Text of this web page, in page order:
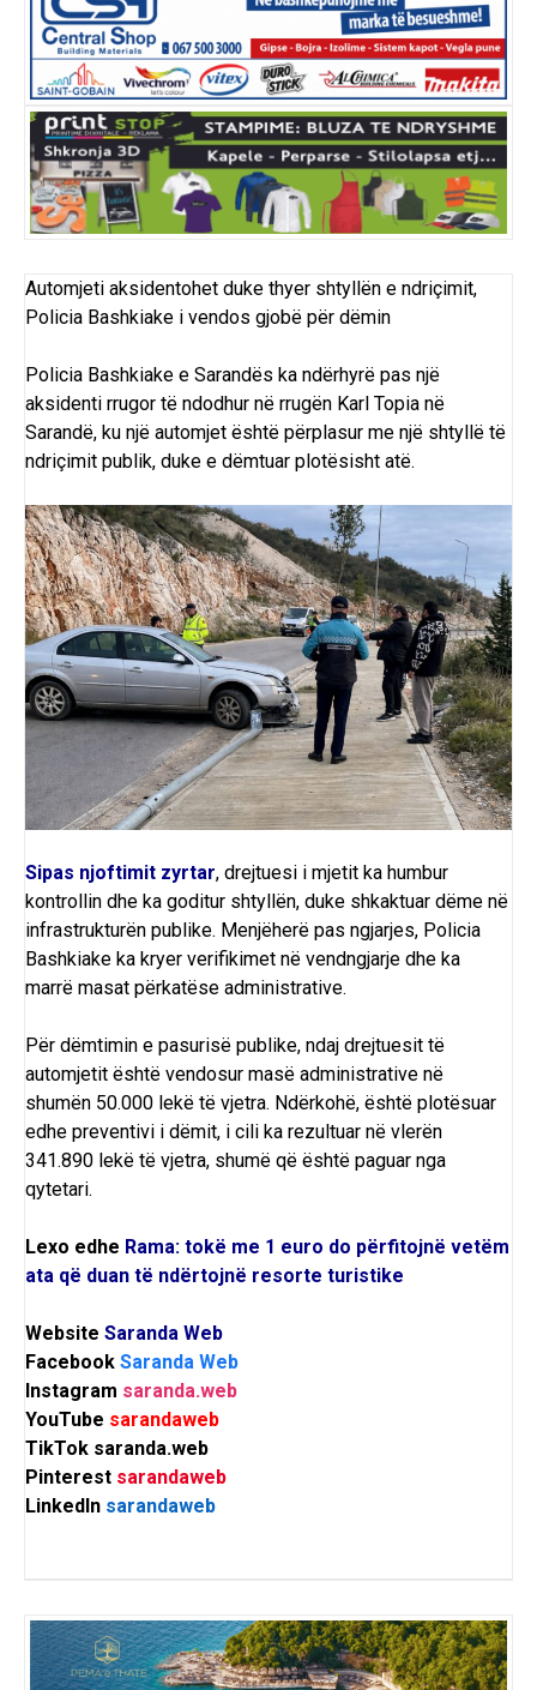
Automjeti aksidentohet duke thyer shtyllën e ndriçimit,
Policia Bashkiake i vendos gjobë për dëmin
Policia Bashkiake e Sarandës ka ndërhyrë pas një
aksidenti rrugor të ndodhur në rrugën Karl Topia në
Sarandë, ku një automjet është përplasur me një shtyllë të
ndriçimit publik, duke e dëmtuar plotësisht atë.
Sipas njoftimit zyrtar, drejtuesi i mjetit ka humbur
kontrollin dhe ka goditur shtyllën, duke shkaktuar dëme në
infrastrukturën publike. Menjëherë pas ngjarjes, Policia
Bashkiake ka kryer verifikimet në vendngjarje dhe ka
marrë masat përkatëse administrative.
Për dëmtimin e pasurisë publike, ndaj drejtuesit të
automjetit është vendosur masë administrative në
shumën 50.000 lekë të vjetra. Ndërkohë, është plotësuar
edhe preventivi i dëmit, i cili ka rezultuar në vlerën
341.890 lekë të vjetra, shumë që është paguar nga
qytetari.
Lexo edhe Rama: tokë me 1 euro do përfitojnë vetëm
ata që duan të ndërtojnë resorte turistike
Website Saranda Web
Facebook Saranda Web
Instagram saranda.web
YouTube sarandaweb
TikTok saranda.web
Pinterest sarandaweb
LinkedIn sarandaweb